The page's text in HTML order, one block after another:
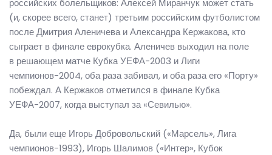
российских болельщиков: Алексей Миранчук может стать
(и, скорее всего, станет) третьим российским футболистом
после Дмитрия Аленичева и Александра Кержакова, кто
сыграет в финале еврокубка. Аленичев выходил на поле
в решающем матче Кубка УЕФА-2003 и Лиги
чемпионов-2004, оба раза забивал, и оба раза его «Порту»
побеждал. А Кержаков отметился в финале Кубка
УЕФА-2007, когда выступал за «Севилью».
Да, были еще Игорь Добровольский («Марсель», Лига
чемпионов-1993), Игорь Шалимов («Интер», Кубок